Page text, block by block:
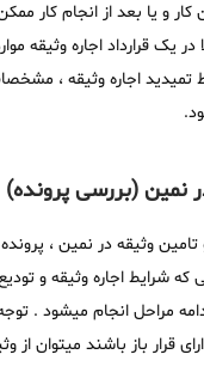
کار و یا بعد از انجام کار
در یک قرارداد اجاره وثیقه
تمیدید اجاره وثیقه ،
تامین وثیقه در نمین ،
شرایط اجاره وثیقه و
مراحل انجام میشود .
قرار باز باشند میتوان از